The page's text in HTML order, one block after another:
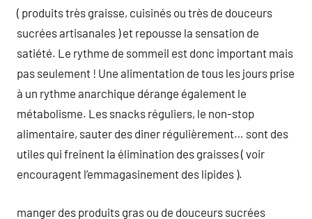
( produits très graisse, cuisinés ou très de douceurs
sucrées artisanales ) et repousse la sensation de
satiété. Le rythme de sommeil est donc important mais
pas seulement ! Une alimentation de tous les jours prise
à un rythme anarchique dérange également le
métabolisme. Les snacks réguliers, le non-stop
alimentaire, sauter des diner régulièrement… sont des
utiles qui freinent la élimination des graisses ( voir
encouragent l’emmagasinement des lipides ).
manger des produits gras ou de douceurs sucrées